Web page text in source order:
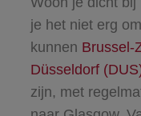
je het niet erg
kunnen Brussel-
Düsseldorf
zijn, met